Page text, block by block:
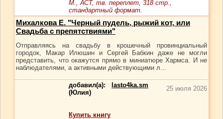
М., АСТ, тв. переплет, 318 стр.,
стандартный формат.
Михалкова Е. "Черный пудель, рыжий кот, или
Свадьба с препятствиями"
Отправляясь на свадьбу в крошечный провинциальный
городок, Макар Илюшин и Сергей Бабкин даже не могли
представить, что окажутся прямо в миниатюре Хармса. И не
наблюдателями, а активными действующими л...
добавил(а):
lasto4ka.sm
(Юлия)
25 июля 2026
Купить книгу